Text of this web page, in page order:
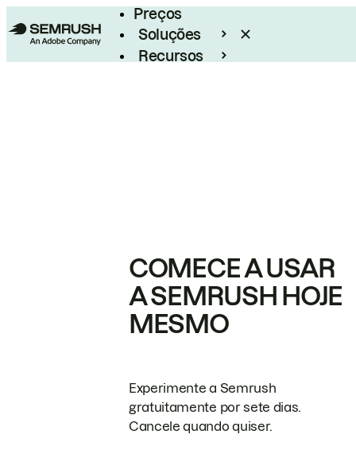
Preços
Soluções
Recursos
COMECE A USAR
A SEMRUSH HOJE
MESMO
Experimente a Semrush
gratuitamente por sete dias.
Cancele quando quiser.